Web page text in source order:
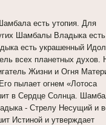
есть утопия. Для
Шамбалы Владыка есть
есть украшенный
всех планетных духов.
Жизни и Огня
пылает огнем «Лотоса
в Сердце Солнца.
- Стрелу Несущий и
Истиной и утверждает